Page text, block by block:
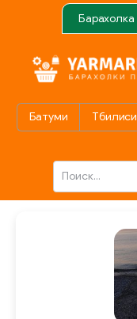
Барахолка
Батуми Тбилиси